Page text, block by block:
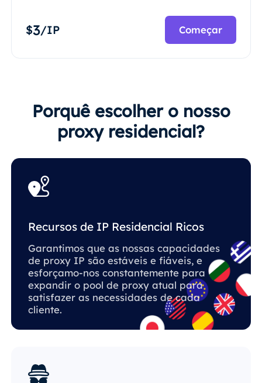
$3/IP Começar
Porquê escolher o nosso
proxy residencial?
Recursos de IP Residencial Ricos
Garantimos que as nossas capacidades
de proxy IP são estáveis ​​e fiáveis, e
esforçamo-nos constantemente para
expandir o pool de proxy atual para
satisfazer as necessidades de cada
cliente.